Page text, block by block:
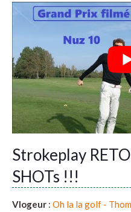
Strokeplay
SHOTs !!!
Vlogeur : Oh la la golf -